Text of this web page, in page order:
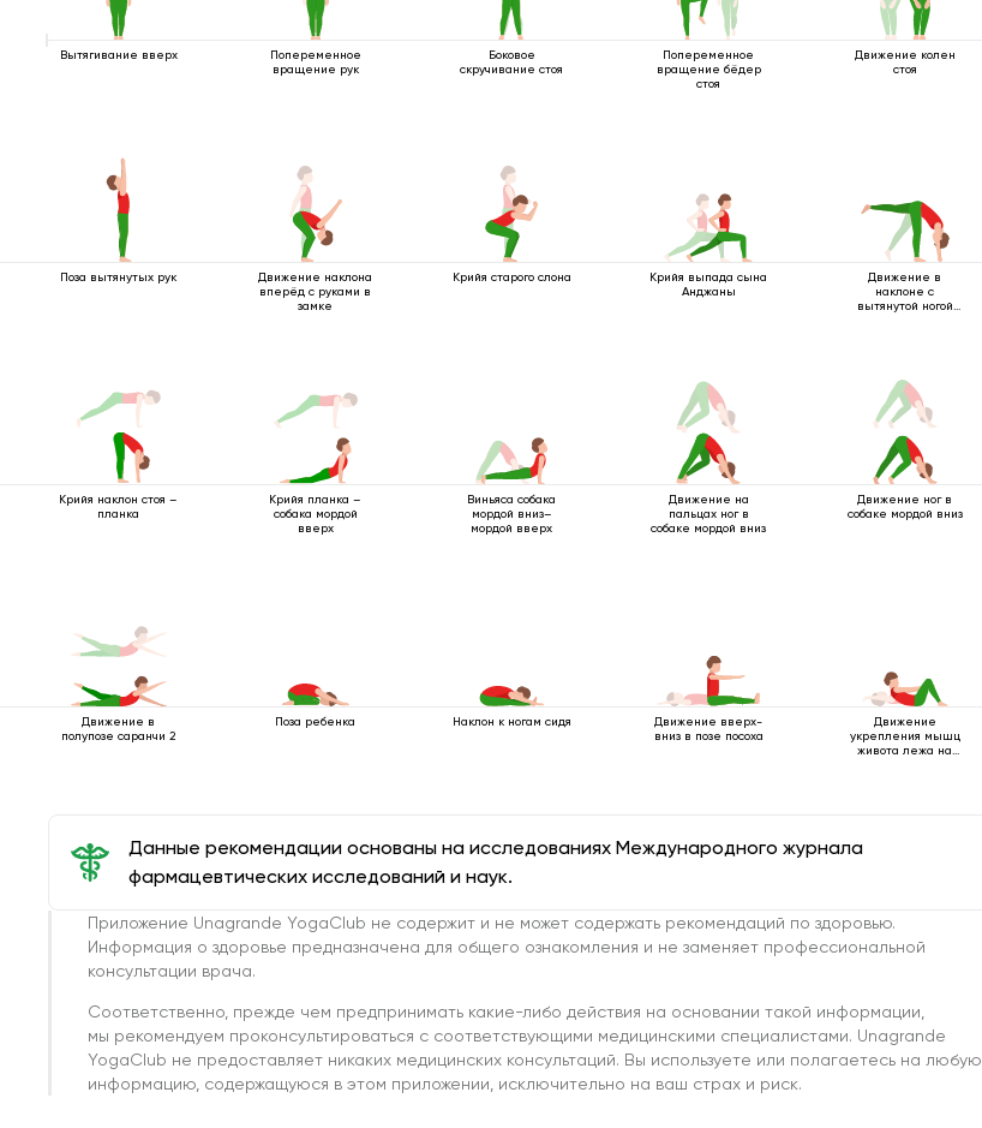
Вытягивание вверх
Попеременное
вращение рук
Боковое
скручивание стоя
Попеременное
вращение бёдер
стоя
Движение колен
стоя
Поза вытянутых рук
Движение наклона
вперёд с руками в
замке
Крийя старого слона
Крийя выпада сына
Анджаны
Движение в
наклоне с
вытянутой ногой
Крийя наклон стоя –
планка
Крийя планка –
собака мордой
вверх
Виньяса собака
мордой вниз–
мордой вверх
Движение на
пальцах ног в
собаке мордой вниз
Движение ног в
собаке мордой вниз
Движение в
полупозе саранчи 2
Поза ребенка Наклон к ногам сидя
Движение вверх-
вниз в позе посоха
Движение
укрепления мышц
живота лежа на
Данные рекомендации основаны на исследованиях Международного журнала
фармацевтических исследований и наук.
Приложение Unagrande YogaClub не содержит и не может содержать рекомендаций по здоровью.
Информация о здоровье предназначена для общего ознакомления и не заменяет профессиональной
консультации врача.
Соответственно, прежде чем предпринимать какие-либо действия на основании такой информации,
мы рекомендуем проконсультироваться с соответствующими медицинскими специалистами. Unagrande
YogaClub не предоставляет никаких медицинских консультаций. Вы используете или полагаетесь на любую
информацию, содержащуюся в этом приложении, исключительно на ваш страх и риск.